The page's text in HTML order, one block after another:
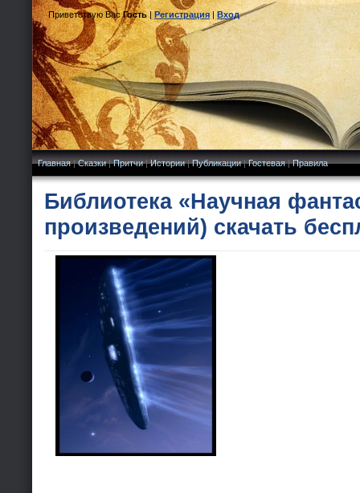
Приветствую Вас Гость|Регистрация|Вход
Главная|Сказки|Притчи|Истории|Публикации|Гостевая|Правила
Библиотека «Научная
произведений) скачать